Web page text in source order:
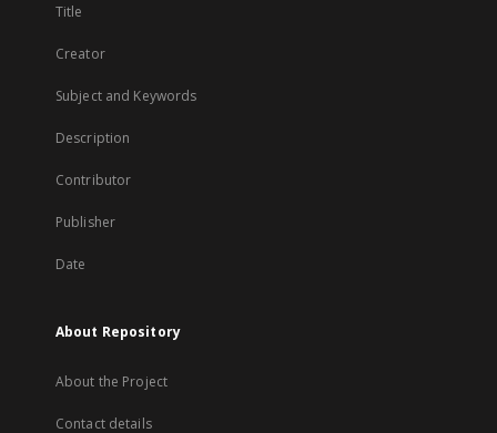
Title
Creator
Subject and Keywords
Description
Contributor
Publisher
Date
About Repository
About the Project
Contact details